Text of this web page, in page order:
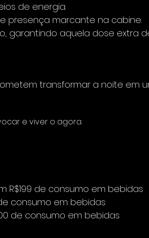
de energia.
presença marcante na cabine.
garantindo aquela dose extra
transformar a noite em
e viver o agora.
R$199 de consumo em bebidas
consumo em bebidas
de consumo em bebidas